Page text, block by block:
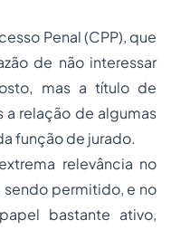
Penal (CPP), que
de não interessar
mas a título de
a relação de algumas
função de jurado.
relevância no
sendo permitido, e no
bastante ativo,